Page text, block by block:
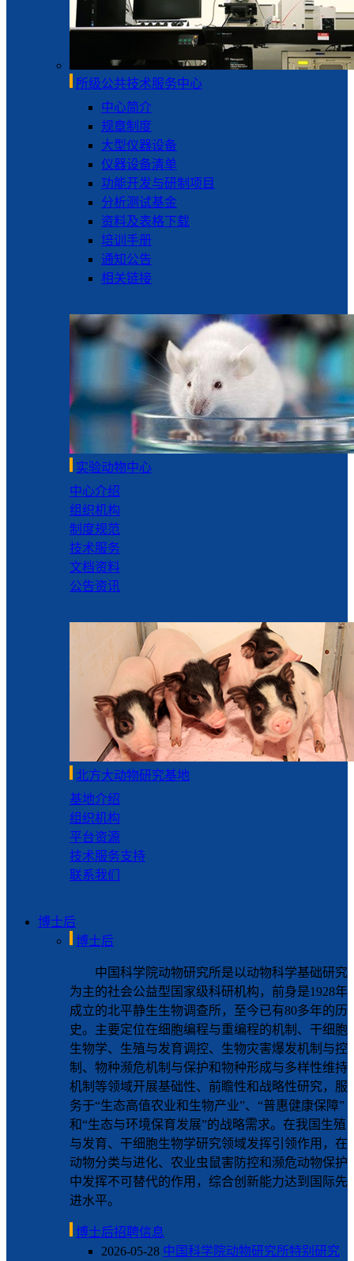
所级公共技术服务中心
中心简介
规章制度
大型仪器设备
仪器设备清单
功能开发与研制项目
分析测试基金
资料及表格下载
培训手册
通知公告
相关链接
实验动物中心
中心介绍
组织机构
制度规范
技术服务
文档资料
公告资讯
北方大动物研究基地
基地介绍
组织机构
平台资源
技术服务支持
联系我们
博士后
博士后
中国科学院动物研究所是以动物科学基础研究
为主的社会公益型国家级科研机构，前身是1928年
成立的北平静生生物调查所，至今已有80多年的历
史。主要定位在细胞编程与重编程的机制、干细胞
生物学、生殖与发育调控、生物灾害爆发机制与控
制、物种濒危机制与保护和物种形成与多样性维持
机制等领域开展基础性、前瞻性和战略性研究，服
务于“生态高值农业和生物产业”、“普惠健康保障”
和“生态与环境保育发展”的战略需求。在我国生殖
与发育、干细胞生物学研究领域发挥引领作用，在
动物分类与进化、农业虫鼠害防控和濒危动物保护
中发挥不可替代的作用，综合创新能力达到国际先
进水平。
博士后招聘信息
2026-05-28 中国科学院动物研究所特别研究